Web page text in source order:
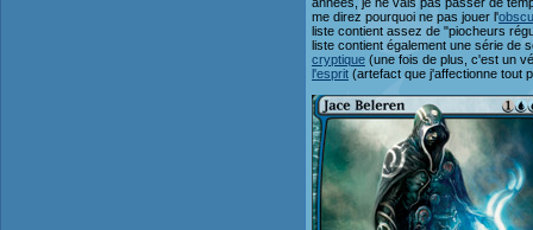
me direz pourquoi ne pas jouer l'
liste contient assez de "piocheurs
liste contient également une série de
cryptique (une fois de plus, c'est un
l'esprit (artefact que j'affectionne tout